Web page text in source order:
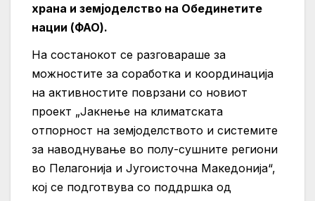
храна и земјоделство на Обединетите
нации (ФАО).
На состанокот се разговараше за
можностите за соработка и координација
на активностите поврзани со новиот
проект „Јакнење на климатската
отпорност на земјоделството и системите
за наводнување во полу-сушните региони
во Пелагонија и Југоисточна Македонија“,
кој се подготвува со поддршка од